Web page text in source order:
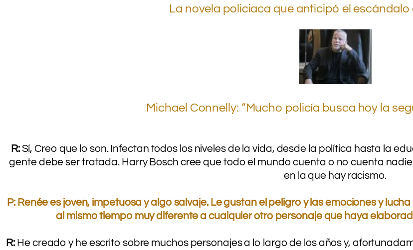
La novela policiaca que anticipó el escándalo
Michael Connelly: “Mucho policía busca hoy la
R:Sí, Creo que lo son. Infectan todos los niveles de la vida, desde la política hasta la
gente debe ser tratada. Harry Bosch cree que todo el mundo cuenta o no cuenta
en la que hay racismo.
P: Renée es joven, impetuosa y algo salvaje. Le gustan el peligro y las emociones y
al mismo tiempo muy diferente a cualquier otro personaje que haya
R: He creado y he escrito sobre muchos personajes a lo largo de los años y,